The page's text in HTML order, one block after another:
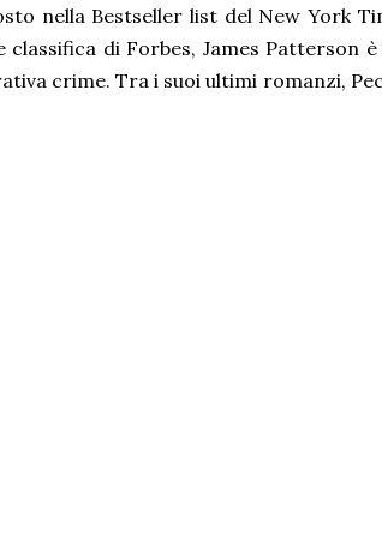
nella Bestseller list del New York
di Forbes, James Patterson
crime. Tra i suoi ultimi romanzi,